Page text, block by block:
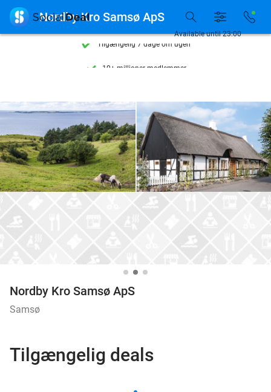
Tilgængelig 7 dage om ugen
Tilgængelig 7 dage om ugen
10+ millioner medlemmer
Available until 23:00
 Nordby Kro Samsø ApS
Nordby Kro Samsø ApS
Samsø
Tilgængelig deals